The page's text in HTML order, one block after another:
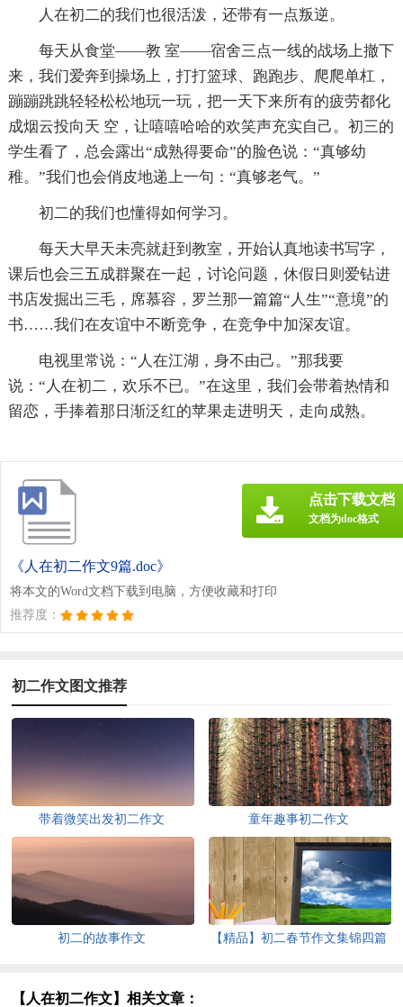
人在初二的我们也很活泼，还带有一点叛逆。
每天从食堂——教 室——宿舍三点一线的战场上撤下
来，我们爱奔到操场上，打打篮球、跑跑步、爬爬单杠，
蹦蹦跳跳轻轻松松地玩一玩，把一天下来所有的疲劳都化
成烟云投向天 空，让嘻嘻哈哈的欢笑声充实自己。初三的
学生看了，总会露出“成熟得要命”的脸色说：“真够幼
稚。”我们也会俏皮地递上一句：“真够老气。”
初二的我们也懂得如何学习。
每天大早天未亮就赶到教室，开始认真地读书写字，
课后也会三五成群聚在一起，讨论问题，休假日则爱钻进
书店发掘出三毛，席慕容，罗兰那一篇篇“人生”“意境”的
书……我们在友谊中不断竞争，在竞争中加深友谊。
电视里常说：“人在江湖，身不由己。”那我要
说：“人在初二，欢乐不已。”在这里，我们会带着热情和
留恋，手捧着那日渐泛红的苹果走进明天，走向成熟。
《人在初二作文9篇.doc》
将本文的Word文档下载到电脑，方便收藏和打印
推荐度：
点击下载文档
文档为doc格式
初二作文图文推荐
带着微笑出发初二作文 童年趣事初二作文
初二的故事作文 【精品】初二春节作文集锦四篇
【人在初二作文】相关文章：